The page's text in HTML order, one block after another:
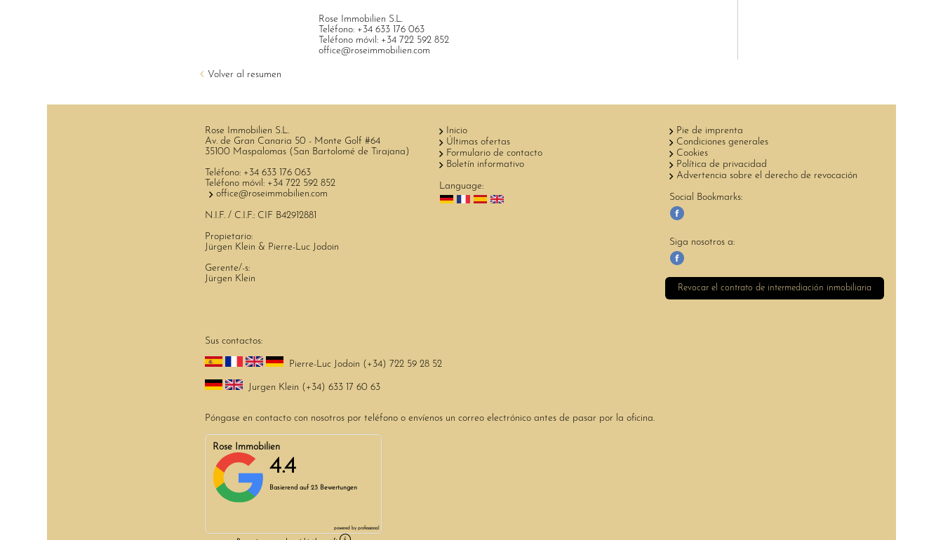
Rose Immobilien S.L.
Teléfono: +34 633 176 063
Teléfono móvil: +34 722 592 852
office@roseimmobilien.com
Volver al resumen
Rose Immobilien S.L.
Av. de Gran Canaria 50 - Monte Golf #64
35100 Maspalomas (San Bartolomé de Tirajana)
Teléfono: +34 633 176 063
Teléfono móvil: +34 722 592 852
office@roseimmobilien.com
N.I.F. / C.I.F.: CIF B42912881
Propietario:
Jürgen Klein & Pierre-Luc Jodoin
Gerente/-s:
Jürgen Klein
Inicio
Últimas ofertas
Formulario de contacto
Boletín informativo
Language:
Pie de imprenta
Condiciones generales
Cookies
Política de privacidad
Advertencia sobre el derecho de revocación
Social Bookmarks:
Siga nosotros a:
Revocar el contrato de intermediación inmobiliaria
Sus contactos:
Pierre-Luc Jodoin (+34) 722 59 28 52
Jurgen Klein (+34) 633 17 60 63
Póngase en contacto con nosotros por teléfono o envíenos un correo electrónico antes de pasar por la oficina.
Rose Immobilien
4.4
Basierend auf 23 Bewertungen
powered byprofessional